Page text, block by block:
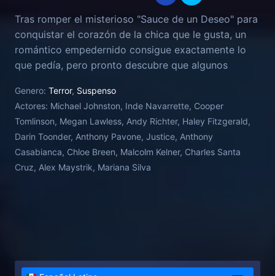
Tras romper el misterioso "Sauce de un Deseo" para
conquistar el corazón de la chica que le gusta, un
romántico empedernido consigue exactamente lo
que pedía, pero pronto descubre que algunos
Genero: Terror, Suspenso
Actores: Michael Johnston, Inde Navarrette, Cooper
Tomlinson, Megan Lawless, Andy Richter, Haley Fitzgerald,
Darin Toonder, Anthony Pavone, Justice, Anthony
Casabianca, Chloe Breen, Malcolm Kelner, Charles Santa
Cruz, Alex Maystrik, Mariana Silva